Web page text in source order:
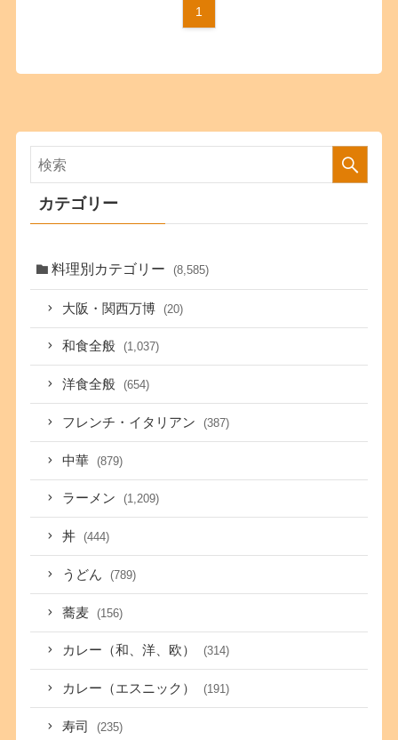
1
カテゴリー
料理別カテゴリー (8,585)
大阪・関西万博 (20)
和食全般 (1,037)
洋食全般 (654)
フレンチ・イタリアン (387)
中華 (879)
ラーメン (1,209)
丼 (444)
うどん (789)
蕎麦 (156)
カレー（和、洋、欧） (314)
カレー（エスニック） (191)
寿司 (235)